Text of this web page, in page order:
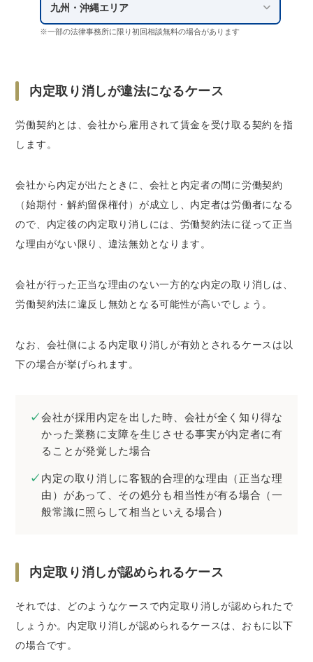
九州・沖縄エリア
※一部の法律事務所に限り初回相談無料の場合があります
内定取り消しが違法になるケース
労働契約とは、会社から雇用されて賃金を受け取る契約を指
します。
会社から内定が出たときに、会社と内定者の間に労働契約
（始期付・解約留保権付）が成立し、内定者は労働者になる
ので、内定後の内定取り消しには、労働契約法に従って正当
な理由がない限り、違法無効となります。
会社が行った正当な理由のない一方的な内定の取り消しは、
労働契約法に違反し無効となる可能性が高いでしょう。
なお、会社側による内定取り消しが有効とされるケースは以
下の場合が挙げられます。
会社が採用内定を出した時、会社が全く知り得な
かった業務に支障を生じさせる事実が内定者に有
ることが発覚した場合
内定の取り消しに客観的合理的な理由（正当な理
由）があって、その処分も相当性が有る場合（一
般常識に照らして相当といえる場合）
内定取り消しが認められるケース
それでは、どのようなケースで内定取り消しが認められたで
しょうか。内定取り消しが認められるケースは、おもに以下
の場合です。